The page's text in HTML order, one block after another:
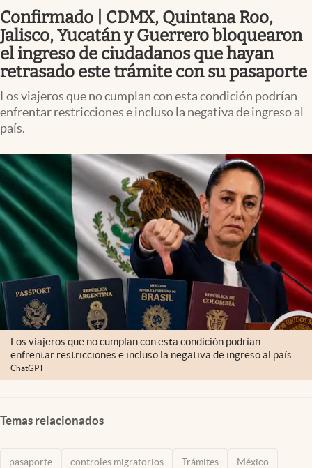
Pc y celular
Vida y estilo
Clima
Espiritualidad
Mediakit
abre en nueva pestaña
México
Confirmado | CDMX, Quintana Roo,
Jalisco, Yucatán y Guerrero bloquearon
el ingreso de ciudadanos que hayan
retrasado este trámite con su pasaporte
Los viajeros que no cumplan con esta condición podrían
enfrentar restricciones e incluso la negativa de ingreso al
país.
Los viajeros que no cumplan con esta condición podrían
enfrentar restricciones e incluso la negativa de ingreso al país.
ChatGPT
Temas relacionados
pasaporte controles migratorios Trámites México